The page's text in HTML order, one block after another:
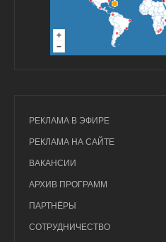
РЕКЛАМА В ЭФИРЕ
РЕКЛАМА НА САЙТЕ
ВАКАНСИИ
АРХИВ ПРОГРАММ
ПАРТНЁРЫ
СОТРУДНИЧЕСТВО